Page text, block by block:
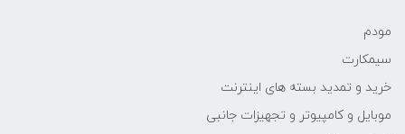
مودم
سیمکارت
خرید و تمدید بسته های اینترنت
موبایل و کامپیوتر و تجهیزات جانبی